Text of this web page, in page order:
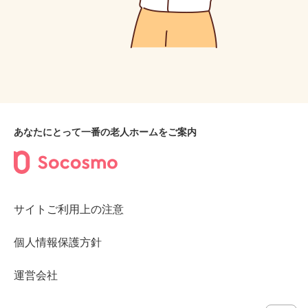
あなたにとって一番の老人ホームをご案内
サイトご利用上の注意
個人情報保護方針
運営会社